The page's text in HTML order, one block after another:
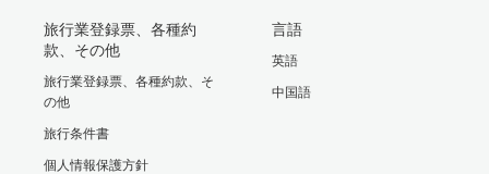
旅行業登録票、各種約
款、その他
旅行業登録票、各種約款、そ
の他
旅行条件書
個人情報保護方針
言語
英語
中国語